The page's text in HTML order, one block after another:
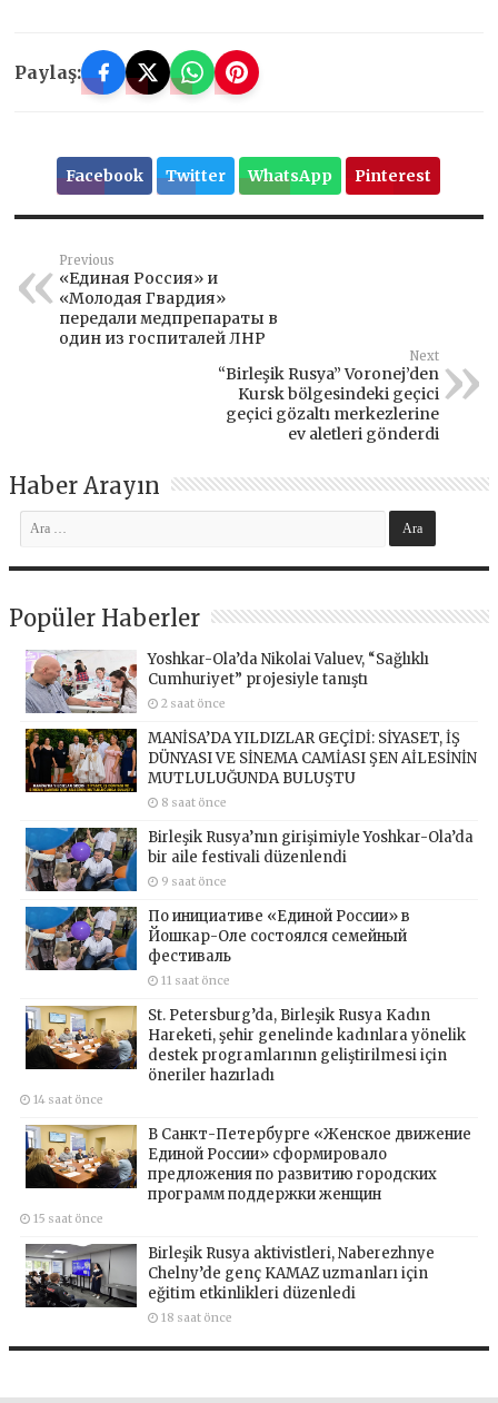
Paylaş:
Facebook Twitter WhatsApp Pinterest
Previous
«Единая Россия» и
«Молодая Гвардия»
передали медпрепараты в
один из госпиталей ЛНР
Next
“Birleşik Rusya” Voronej’den
Kursk bölgesindeki geçici
geçici gözaltı merkezlerine
ev aletleri gönderdi
Haber Arayın
Popüler Haberler
Yoshkar-Ola’da Nikolai Valuev, “Sağlıklı
Cumhuriyet” projesiyle tanıştı
2 saat önce
MANİSA’DA YILDIZLAR GEÇİDİ: SİYASET, İŞ
DÜNYASI VE SİNEMA CAMİASI ŞEN AİLESİNİN
MUTLULUĞUNDA BULUŞTU
8 saat önce
Birleşik Rusya’nın girişimiyle Yoshkar-Ola’da
bir aile festivali düzenlendi
9 saat önce
По инициативе «Единой России» в
Йошкар-Оле состоялся семейный
фестиваль
11 saat önce
St. Petersburg’da, Birleşik Rusya Kadın
Hareketi, şehir genelinde kadınlara yönelik
destek programlarının geliştirilmesi için
öneriler hazırladı
14 saat önce
В Санкт-Петербурге «Женское движение
Единой России» сформировало
предложения по развитию городских
программ поддержки женщин
15 saat önce
Birleşik Rusya aktivistleri, Naberezhnye
Chelny’de genç KAMAZ uzmanları için
eğitim etkinlikleri düzenledi
18 saat önce